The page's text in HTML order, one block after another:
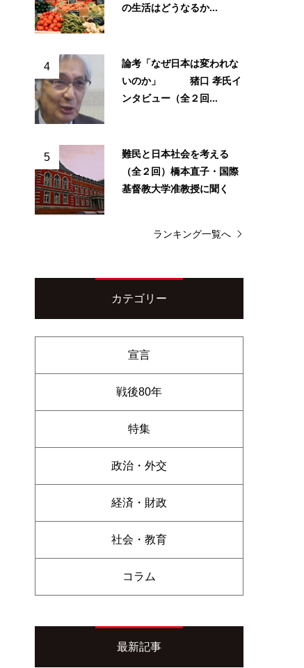
の生活はどうなるか...
4
論考「なぜ日本は変われな
いのか」 猪口 孝氏イ
ンタビュー（全２回...
5
難民と日本社会を考える
（全２回）橋本直子・国際
基督教大学准教授に聞く
ランキング一覧へ
カテゴリー
宣言
戦後80年
特集
政治・外交
経済・財政
社会・教育
コラム
最新記事